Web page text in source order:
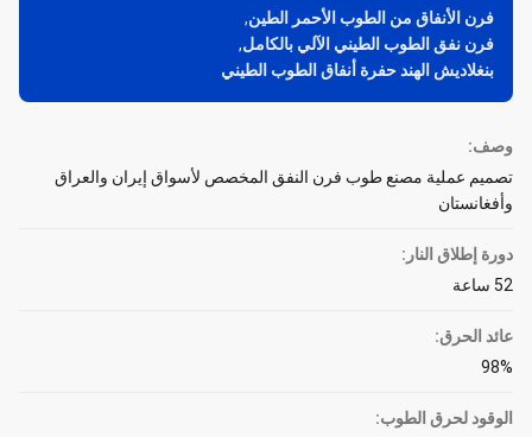
فرن الأنفاق من الطوب الأحمر الطين,
فرن نفق الطوب الطيني الآلي بالكامل,
بنغلاديش الهند حفرة أنفاق الطوب الطيني
وصف:
تصميم عملية مصنع طوب فرن النفق المخصص لأسواق إيران والعراق
وأفغانستان
دورة إطلاق النار:
52 ساعة
عائد الحرق:
98%
الوقود لحرق الطوب: